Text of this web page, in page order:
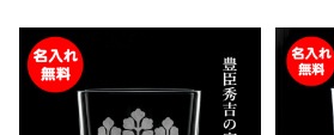
誕生
スマ